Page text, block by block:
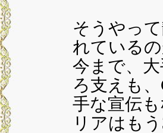
そうやっ
れている
今まで、
ろ支えも
手な宣伝
リアはも